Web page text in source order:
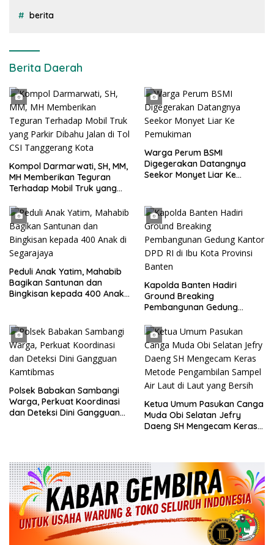
berita
Berita Daerah
Kompol Darmarwati, SH, MM,
MH Memberikan Teguran
Terhadap Mobil Truk yang
Tanggerang Kota
Warga Perum BSMI
Digegerakan Datangnya
Seekor Monyet Liar Ke
Peduli Anak Yatim, Mahabib
Bagikan Santunan dan
Bingkisan kepada 400 Anak
Kapolda Banten Hadiri
Ground Breaking
Pembangunan Gedung
Provinsi Banten
Polsek Babakan Sambangi
Warga, Perkuat Koordinasi
dan Deteksi Dini Gangguan
Ketua Umum Pasukan Canga
Muda Obi Selatan Jefry
Daeng SH Mengecam Keras